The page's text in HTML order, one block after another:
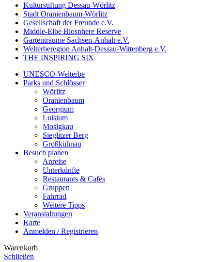
Kulturstiftung Dessau-Wörlitz
Stadt Oranienbaum-Wörlitz
Gesellschaft der Freunde e.V.
Middle-Elbe Biosphere Reserve
Gartenträume Sachsen-Anhalt e.V.
Welterberegion Anhalt-Dessau-Wittenberg e.V.
THE INSPIRING SIX
UNESCO-Welterbe
Parks und Schlösser
Wörlitz
Oranienbaum
Georgium
Luisium
Mosigkau
Sieglitzer Berg
Großkühnau
Besuch planen
Anreise
Unterkünfte
Restaurants & Cafés
Gruppen
Fahrrad
Weitere Tipps
Veranstaltungen
Karte
Anmelden / Registrieren
Warenkorb
Schließen